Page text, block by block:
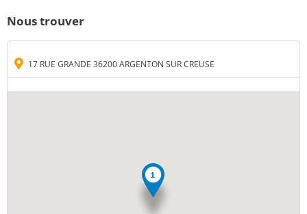
Nous trouver
17 RUE GRANDE 36200 ARGENTON SUR CREUSE